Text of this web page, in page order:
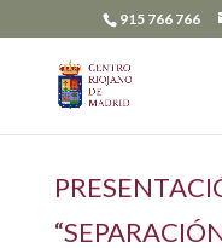
915 766 766